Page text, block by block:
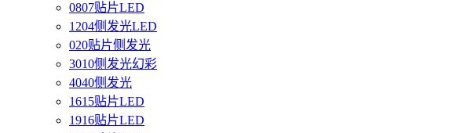
0807贴片LED
1204侧发光LED
020贴片侧发光
3010侧发光幻彩
4040侧发光
1615贴片LED
1916贴片LED